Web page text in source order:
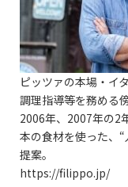
ピッツァの本場・イ
調理指導等を務める
2006年、2007年の2
本の食材を使った、
提案。
https://filippo.jp/